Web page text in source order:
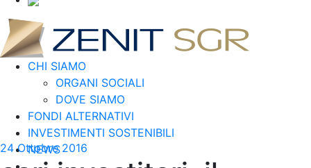
CHI SIAMO
ORGANI SOCIALI
DOVE SIAMO
FONDI ALTERNATIVI
INVESTIMENTI SOSTENIBILI
NEWS
24 Ottobre 2016